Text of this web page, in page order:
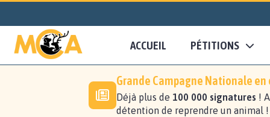
ACCUEIL PÉTITIONS
Grande Campagne Nationale en
Déjà plus de 100 000 signatures !
détention de reprendre un animal